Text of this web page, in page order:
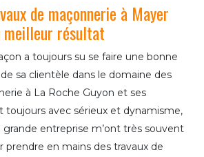
de maçonnerie à Mayer
meilleur résultat
a toujours su se faire une bonne
sa clientèle dans le domaine des
à La Roche Guyon et ses
toujours avec sérieux et dynamisme,
entreprise m’ont très souvent
prendre en mains des travaux de